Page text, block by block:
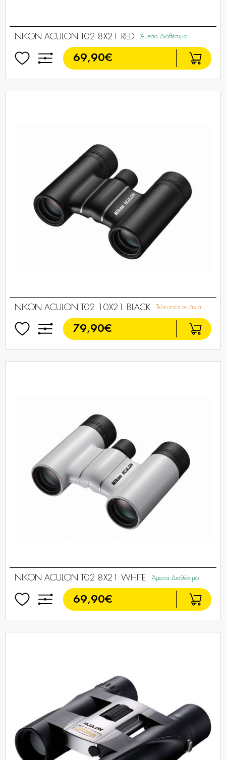
NIKON ACULON T02 8X21 RED Άμεσα Διαθέσιμο
69,90€
NIKON ACULON T02 10X21 BLACK Τελευταία τεμάχια
79,90€
NIKON ACULON T02 8X21 WHITE Άμεσα Διαθέσιμο
69,90€